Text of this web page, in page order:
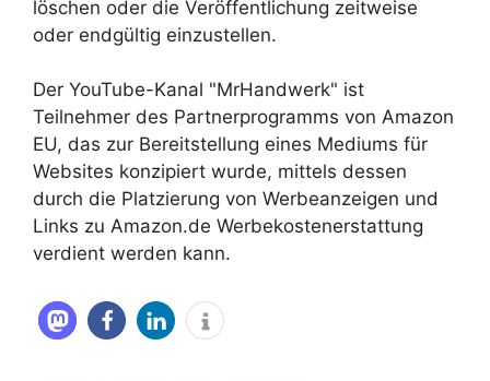
löschen oder die Veröffentlichung zeitweise
oder endgültig einzustellen.
Der YouTube-Kanal "MrHandwerk" ist
Teilnehmer des Partnerprogramms von Amazon
EU, das zur Bereitstellung eines Mediums für
Websites konzipiert wurde, mittels dessen
durch die Platzierung von Werbeanzeigen und
Links zu Amazon.de Werbekostenerstattung
verdient werden kann.